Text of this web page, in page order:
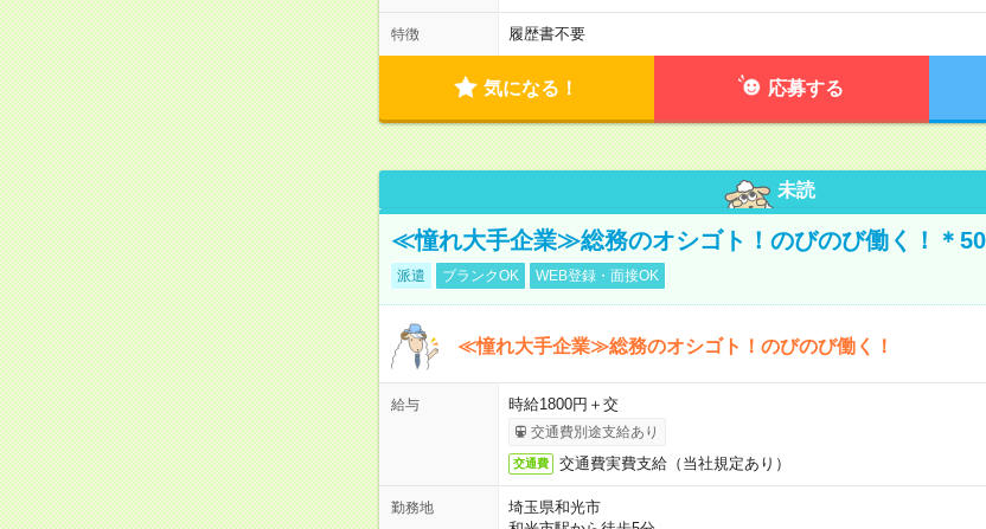
特徴 履歴書不要
気になる！ 応募する
未読
≪憧れ大手企業≫総務のオシゴト！のびのび働く！＊
派遣 ブランクOK WEB登録・面接OK
≪憧れ大手企業≫総務のオシゴト！のびのび働く！
給与 時給1800円＋交
交通費別途支給あり
交通費 交通費実費支給（当社規定あり）
勤務地
埼玉県和光市